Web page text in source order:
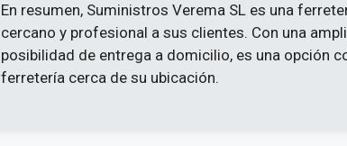
En resumen, Suministros Verema SL es una
cercano y profesional a sus clientes. Con una
posibilidad de entrega a domicilio, es una opción
ferretería cerca de su ubicación.